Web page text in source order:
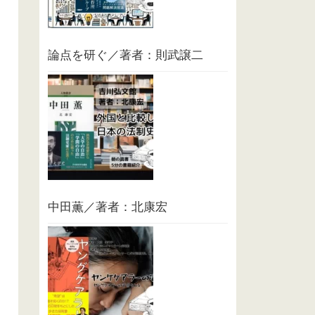
論点を研ぐ／著者：則武譲二
中田薫／著者：北康宏